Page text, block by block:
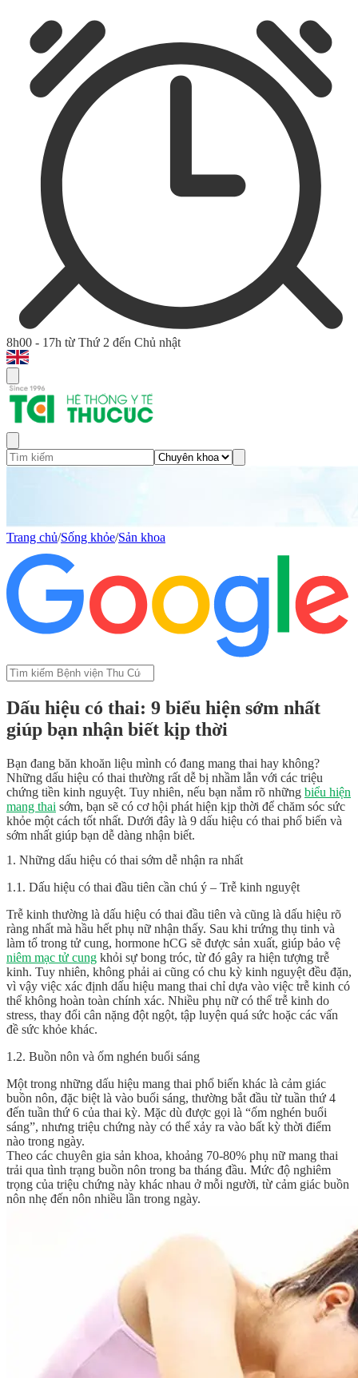
8h00 - 17h từ Thứ 2 đến Chủ nhật
Trang chủ/Sống khỏe/Sản khoa
Dấu hiệu có thai: 9 biểu hiện sớm nhất
giúp bạn nhận biết kịp thời
Bạn đang băn khoăn liệu mình có đang mang thai hay không?
Những dấu hiệu có thai thường rất dễ bị nhầm lẫn với các triệu
chứng tiền kinh nguyệt. Tuy nhiên, nếu bạn nắm rõ những biểu hiện
mang thai sớm, bạn sẽ có cơ hội phát hiện kịp thời để chăm sóc sức
khỏe một cách tốt nhất. Dưới đây là 9 dấu hiệu có thai phổ biến và
sớm nhất giúp bạn dễ dàng nhận biết.
1. Những dấu hiệu có thai sớm dễ nhận ra nhất
1.1. Dấu hiệu có thai đầu tiên cần chú ý – Trễ kinh nguyệt
Trễ kinh thường là dấu hiệu có thai đầu tiên và cũng là dấu hiệu rõ
ràng nhất mà hầu hết phụ nữ nhận thấy. Sau khi trứng thụ tinh và
làm tổ trong tử cung, hormone hCG sẽ được sản xuất, giúp bảo vệ
niêm mạc tử cung khỏi sự bong tróc, từ đó gây ra hiện tượng trễ
kinh. Tuy nhiên, không phải ai cũng có chu kỳ kinh nguyệt đều đặn,
vì vậy việc xác định dấu hiệu mang thai chỉ dựa vào việc trễ kinh có
thể không hoàn toàn chính xác. Nhiều phụ nữ có thể trễ kinh do
stress, thay đổi cân nặng đột ngột, tập luyện quá sức hoặc các vấn
đề sức khỏe khác.
1.2. Buồn nôn và ốm nghén buổi sáng
Một trong những dấu hiệu mang thai phổ biến khác là cảm giác
buồn nôn, đặc biệt là vào buổi sáng, thường bắt đầu từ tuần thứ 4
đến tuần thứ 6 của thai kỳ. Mặc dù được gọi là “ốm nghén buổi
sáng”, nhưng triệu chứng này có thể xảy ra vào bất kỳ thời điểm
nào trong ngày.
Theo các chuyên gia sản khoa, khoảng 70-80% phụ nữ mang thai
trải qua tình trạng buồn nôn trong ba tháng đầu. Mức độ nghiêm
trọng của triệu chứng này khác nhau ở mỗi người, từ cảm giác buồn
nôn nhẹ đến nôn nhiều lần trong ngày.